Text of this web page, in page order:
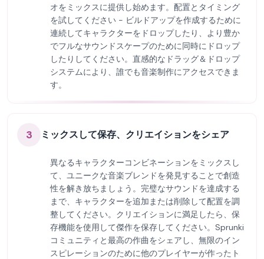
オをミックスに提供し始めます。配置とタイミング
を試してください - ビルドアップを作成するために
連続してキャラクターをドロップしたり、より豊か
でフルなサウンドスケープのために同時にドロップ
したりしてください。直感的なドラッグ＆ドロップ
システムにより、誰でも音楽制作にアクセスできま
す。
3 ミックスして保存、クリエイションをシェア
異なるキャラクターコンビネーションをミックスし
て、ユニークな音楽ブレンドを発見することで創造
性を解き放ちましょう。完璧なサウンドを達成する
まで、キャラクターを追加または削除して配置を調
整してください。クリエイションに満足したら、保
存機能を使用して傑作を保存してください。Sprunki
コミュニティと最高の作曲をシェアし、無限のイン
スピレーションのために他のプレイヤーが作ったト